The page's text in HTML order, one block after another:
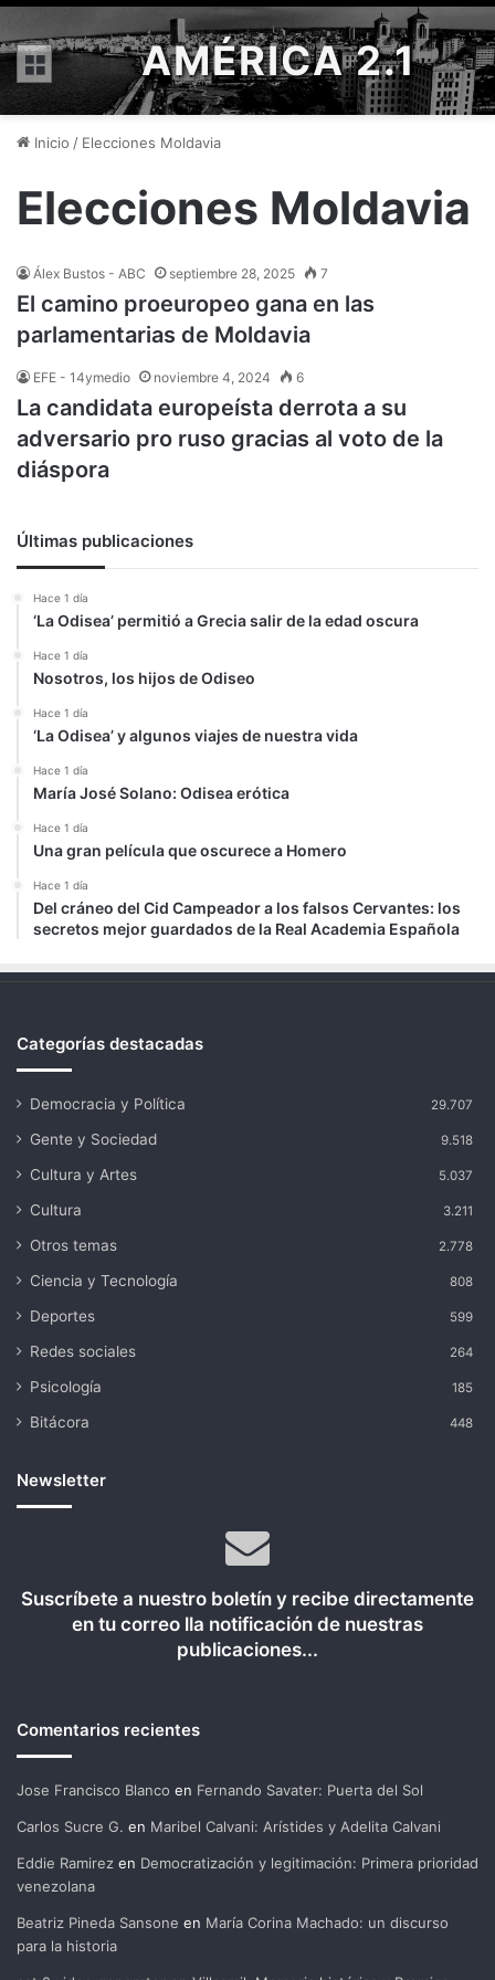
Menú AMÉRICA 2.1
Inicio / Elecciones Moldavia
Elecciones Moldavia
Álex Bustos - ABC septiembre 28, 2025 7
El camino proeuropeo gana en las
parlamentarias de Moldavia
EFE - 14ymedio noviembre 4, 2024 6
La candidata europeísta derrota a su
adversario pro ruso gracias al voto de la
diáspora
Últimas publicaciones
Hace 1 día
‘La Odisea’ permitió a Grecia salir de la edad oscura
Hace 1 día
Nosotros, los hijos de Odiseo
Hace 1 día
‘La Odisea’ y algunos viajes de nuestra vida
Hace 1 día
María José Solano: Odisea erótica
Hace 1 día
Una gran película que oscurece a Homero
Hace 1 día
Del cráneo del Cid Campeador a los falsos Cervantes: los
secretos mejor guardados de la Real Academia Española
Categorías destacadas
Democracia y Política 29.707
Gente y Sociedad 9.518
Cultura y Artes 5.037
Cultura 3.211
Otros temas 2.778
Ciencia y Tecnología 808
Deportes 599
Redes sociales 264
Psicología 185
Bitácora 448
Newsletter
Suscríbete a nuestro boletín y recibe directamente
en tu correo lla notificación de nuestras
publicaciones...
Comentarios recientes
Jose Francisco Blanco en Fernando Savater: Puerta del Sol
Carlos Sucre G. en Maribel Calvani: Arístides y Adelita Calvani
Eddie Ramirez en Democratización y legitimación: Primera prioridad
venezolana
Beatriz Pineda Sansone en María Corina Machado: un discurso
para la historia